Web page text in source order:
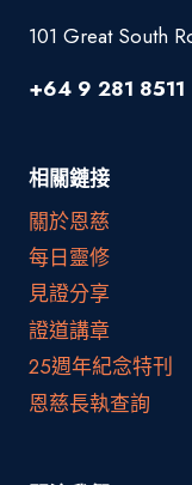
101 Great South
+64 9 281 8511
相關鏈接
關於恩慈
每日靈修
見證分享
證道講章
25週年紀念特刊
恩慈長執查詢